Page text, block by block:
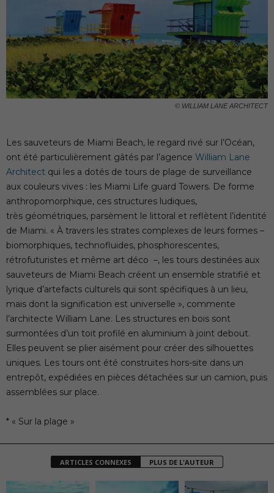
© WILLIAM LANE ARCHITECT
Les sauveteurs de Miami Beach, le regard rivé sur l’Océan,
ont été particulièrement gâtés par l’agence William Lane
Architect qui les a dotés de tours de plage de surveillance
aux couleurs vives : les Miami Life guard Towers. De forme
anthropomorphique, ces structures ludiques,
très géométriques, parsèment le littoral et reflètent l’identité
de Miami. « À travers les strates complexes de leurs formes –
biomorphiques, technofluides, phosphorescentes,
rétrofuturistes et même art déco –, les tours destinées aux
sauveteurs de Miami Beach créent un ensemble stratifié et
lyrique d’artefacts culturels qui sont spécifiques à un lieu,
mais dont la signification est universelle », commente
l’architecte William Lane. Les structures en bois sont
surmontées d’un toit profilé en aluminium à joint debout.
Elles peuvent se plier aisément pour créer des silhouettes
uniques. Les tours ont été construites hors-site dans un
entrepôt, expédiées en pièces détachées sur un camion, puis
assemblées sur place.
* « Sur la plage »
ARTICLES CONNEXES PLUS DE L'AUTEUR